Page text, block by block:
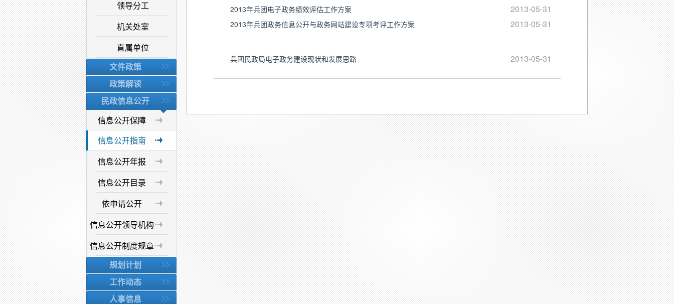
领导分工
机关处室
直属单位
文件政策
政策解读
民政信息公开
信息公开保障
信息公开指南
信息公开年报
信息公开目录
依申请公开
信息公开领导机构
信息公开制度规章
规划计划
工作动态
人事信息
2013年兵团电子政务绩效评估工作方案 2013-05-31
2013年兵团政务信息公开与政务网站建设专项考评工作方案 2013-05-31
兵团民政局电子政务建设现状和发展思路 2013-05-31